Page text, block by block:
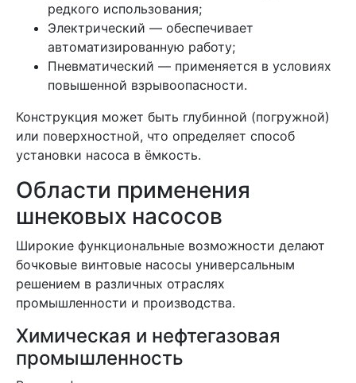
редкого использования;
Электрический — обеспечивает
автоматизированную работу;
Пневматический — применяется в условиях
повышенной взрывоопасности.
Конструкция может быть глубинной (погружной)
или поверхностной, что определяет способ
установки насоса в ёмкость.
Области применения
шнековых насосов
Широкие функциональные возможности делают
бочковые винтовые насосы универсальным
решением в различных отраслях
промышленности и производства.
Химическая и нефтегазовая
промышленность